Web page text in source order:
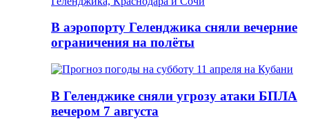
В аэропорту Геленджика сняли вечерние
ограничения на полёты
В Геленджике сняли угрозу атаки БПЛА
вечером 7 августа